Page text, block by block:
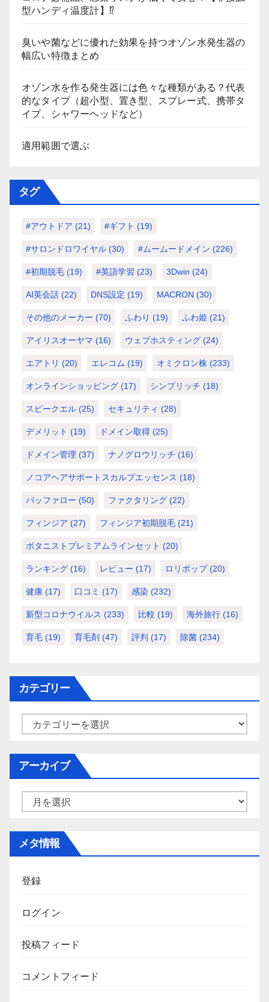
型ハンディ温度計】⁉
臭いや菌などに優れた効果を持つオゾン水発生器の
幅広い特徴まとめ
オゾン水を作る発生器には色々な種類がある？代表
的なタイプ（超小型、置き型、スプレー式、携帯タ
イプ、シャワーヘッドなど）
適用範囲で選ぶ
タグ
#アウトドア (21) #ギフト (19)
#サロンドロワイヤル (30) #ムームードメイン (226)
#初期脱毛 (19) #英語学習 (23) 3Dwin (24)
AI英会話 (22) DNS設定 (19) MACRON (30)
その他のメーカー (70) ふわり (19) ふわ姫 (21)
アイリスオーヤマ (16) ウェブホスティング (24)
エアトリ (20) エレコム (19) オミクロン株 (233)
オンラインショッピング (17) シンプリッチ (18)
スピークエル (25) セキュリティ (28)
デメリット (19) ドメイン取得 (25)
ドメイン管理 (37) ナノグロウリッチ (16)
ノコアヘアサポートスカルプエッセンス (18)
バッファロー (50) ファクタリング (22)
フィンジア (27) フィンジア初期脱毛 (21)
ボタニストプレミアムラインセット (20)
ランキング (16) レビュー (17) ロリポップ(20)
健康 (17) 口コミ (17) 感染 (232)
新型コロナウイルス (233) 比較 (19) 海外旅行 (16)
育毛 (19) 育毛剤 (47) 評判 (17) 除菌 (234)
カテゴリー
ー
アーカイブ
メタ情報
登録
ログイン
投稿フィード
コメントフィード